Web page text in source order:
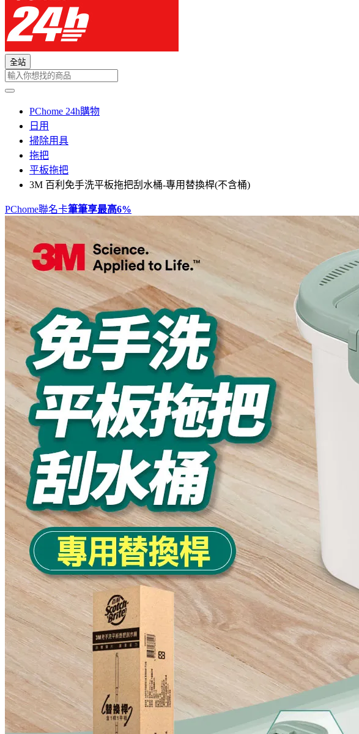
全站
PChome 24h購物
日用
掃除用具
拖把
平板拖把
3M 百利免手洗平板拖把刮水桶-專用替換桿(不含桶)
PChome聯名卡筆筆享最高6%